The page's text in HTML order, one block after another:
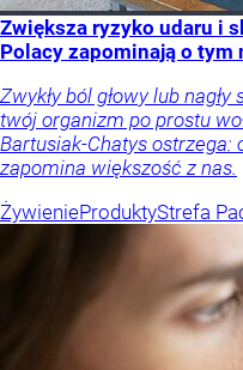
Zwiększa ryzyko udaru i
Polacy zapominają o tym
Zwykły ból głowy lub
twój organizm po prostu
Bartusiak-Chatys
zapomina większość z nas.
ŻywienieProduktyStrefa